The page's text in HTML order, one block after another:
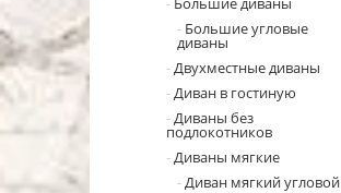
Большие угловые
диваны
Двухместные диваны
Диван в гостиную
Диваны без
подлокотников
Диваны мягкие
Диван мягкий угловой